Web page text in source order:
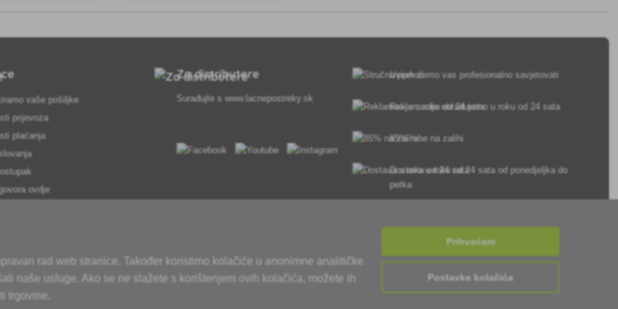
vaše pošiljke
prijevoza
plaćanja
ovdje
ponudi
mjesta
Za distributere
Surađujte swww.lacnepostreky.sk
Uvijek ćemo vas profesionalno savjetovati
Reklamacije obrađujemo u roku od 24 sata
85% robe na zalihi
Dostava u roku od 24 sata od ponedjeljka do
petka
rad web stranice. Također koristimo kolačiće u anonimne analitičke
naše usluge. Ako se ne slažete s korištenjem ovih kolačića, možete ih
trgovine.
Prihvaćam
Postavke kolačića